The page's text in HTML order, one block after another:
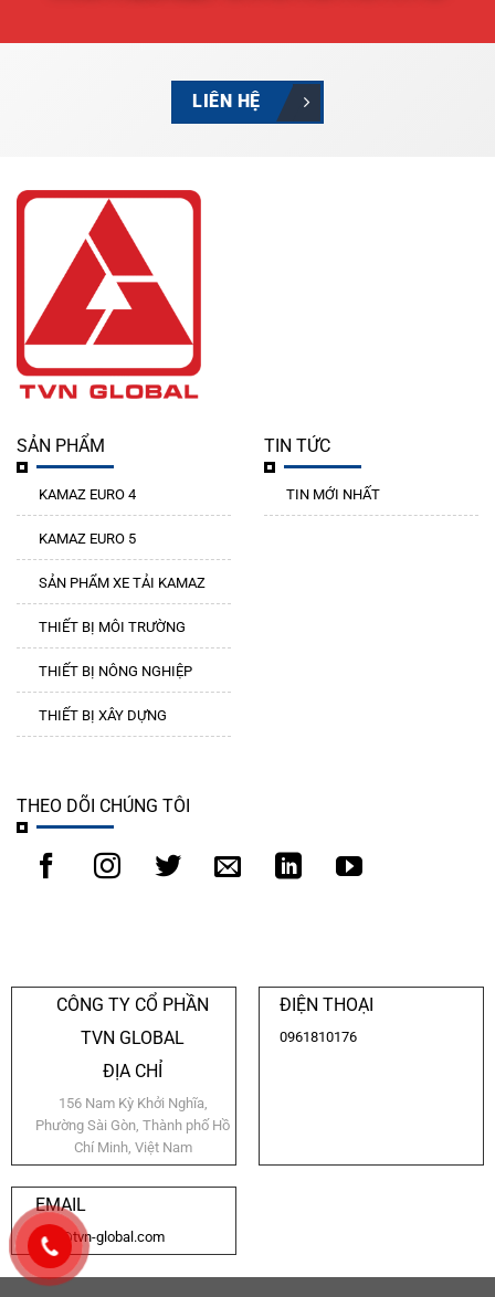
LIÊN HỆ
SẢN PHẨM
KAMAZ EURO 4
KAMAZ EURO 5
SẢN PHẨM XE TẢI KAMAZ
THIẾT BỊ MÔI TRƯỜNG
THIẾT BỊ NÔNG NGHIỆP
THIẾT BỊ XÂY DỰNG
TIN TỨC
TIN MỚI NHẤT
THEO DÕI CHÚNG TÔI
CÔNG TY CỔ PHẦN
TVN GLOBAL
ĐỊA CHỈ
156 Nam Kỳ Khởi Nghĩa,
Phường Sài Gòn, Thành phố Hồ
Chí Minh, Việt Nam
ĐIỆN THOẠI
0961810176
EMAIL
info@tvn-global.com